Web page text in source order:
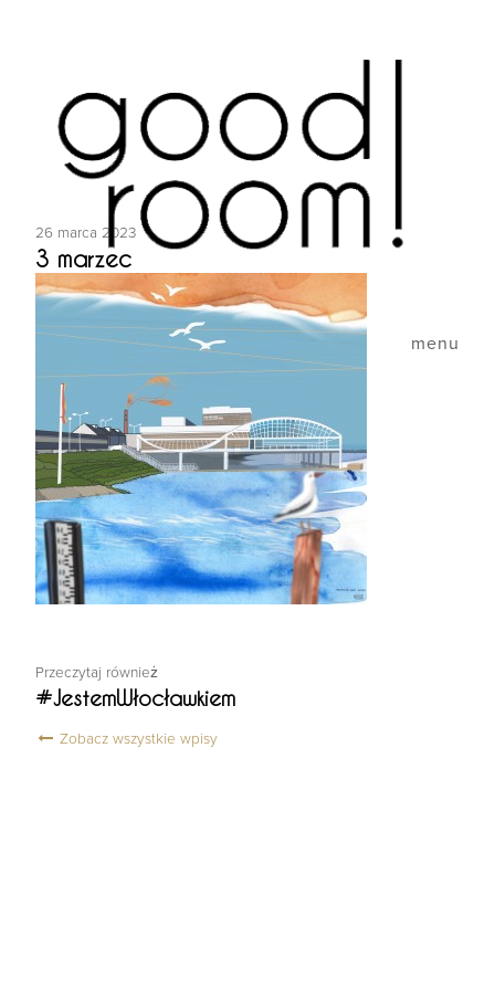
menu
26 marca 2023
3 marzec
Przeczytaj również
#JestemWłocławkiem
Zobacz wszystkie wpisy